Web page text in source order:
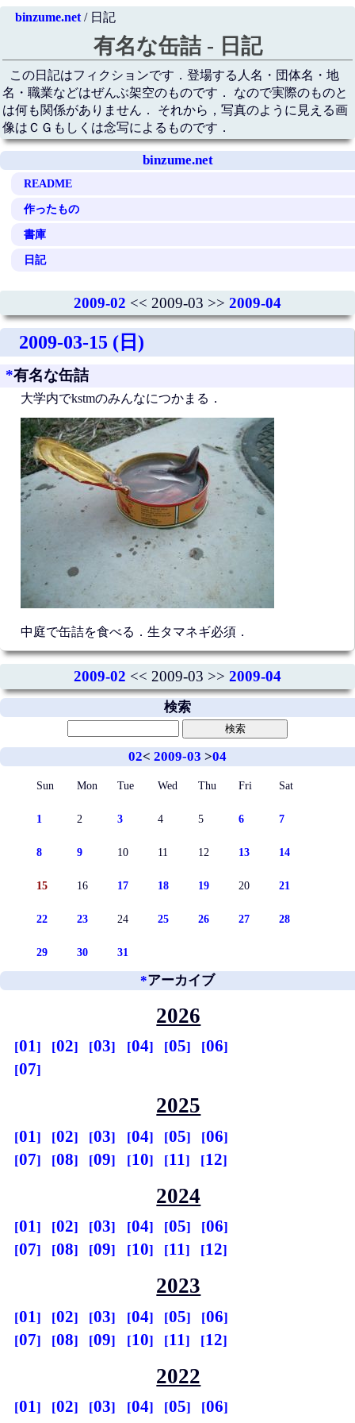
binzume.net/ 日記
有名な缶詰 - 日記
この日記はフィクションです．登場する人名・団体名・地
名・職業などはぜんぶ架空のものです． なので実際のものと
は何も関係がありません． それから，写真のように見える画
像はＣＧもしくは念写によるものです．
binzume.net
README
作ったもの
書庫
日記
2009-02 << 2009-03 >> 2009-04
2009-03-15 (日)
*有名な缶詰
大学内でkstmのみんなにつかまる．
中庭で缶詰を食べる．生タマネギ必須．
2009-02 << 2009-03 >> 2009-04
検索
02< 2009-03 >04
Sun Mon Tue Wed Thu Fri Sat
1 2 3 4 5 6 7
8 9 10 11 12 13 14
15 16 17 18 19 20 21
22 23 24 25 26 27 28
29 30 31
*アーカイブ
2026
01 02 03 04 05
06
07
2025
01 02 03 04 05
06
07
08 09 10 11 12
2024
01 02 03 04 05
06
07
08 09 10 11 12
2023
01 02 03 04 05
06
07
08 09 10 11 12
2022
01 02 03 04 05
06